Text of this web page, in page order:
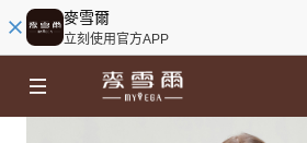
麥雪爾
立刻使用官方APP